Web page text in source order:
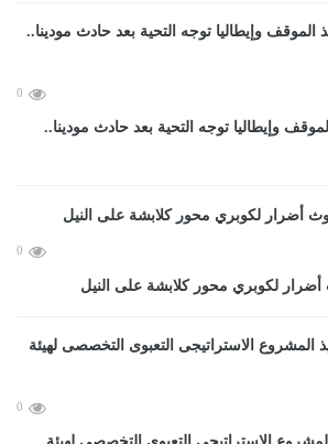
0
وإيطاليا توجه التحية بعد حادث مودينا..
0
لكوبري محور كلابشة على النيل
0